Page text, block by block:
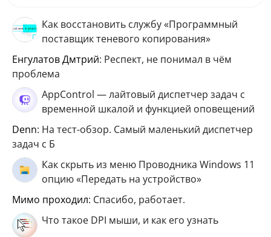
Как восстановить службу «Программный
поставщик теневого копирования»
Енгулатов Дмтрий: Респект, не понимал в чём
проблема
AppControl — лайтовый диспетчер задач с
временной шкалой и функцией оповещений
Denn: На тест-обзор. Самый маленький диспетчер
задач с Б
Как скрыть из меню Проводника Windows 11
опцию «Передать на устройство»
мимо проходил: Спасибо, работает.
Что такое DPI мыши, и как его узнать